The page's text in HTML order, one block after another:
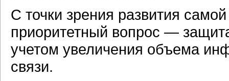
С точки зрения развития
приоритетный вопрос —
учетом увеличения объема
связи.